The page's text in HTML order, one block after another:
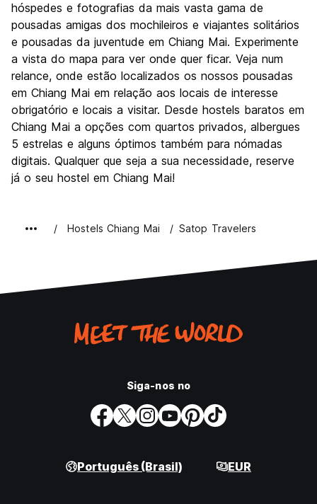
Festas / vida noturna
Custo-beneficio
9.1
hóspedes e fotografias da mais vasta gama de
pousadas amigas dos mochileiros e viajantes solitários
e pousadas da juventude em Chiang Mai. Experimente
a vista do mapa para ver onde quer ficar. Veja num
relance, onde estão localizados os nossos pousadas
em Chiang Mai em relação aos locais de interesse
obrigatório e locais a visitar. Desde hostels baratos em
Chiang Mai a opções com quartos privados, albergues
5 estrelas e alguns óptimos também para nómadas
digitais. Qualquer que seja a sua necessidade, reserve
já o seu hostel em Chiang Mai!
Hostels Chiang Mai Satop Travelers
Siga-nos no
Português (Brasil) EUR